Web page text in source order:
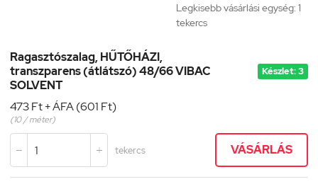
Legkisebb vásárlási egység: 1
tekercs
Ragasztószalag, HŰTŐHÁZI,
transzparens (átlátszó) 48/66 VIBAC
SOLVENT
Készlet: 3
473 Ft + ÁFA (601 Ft)
(10 / méter)
  tekercs VÁSÁRLÁS